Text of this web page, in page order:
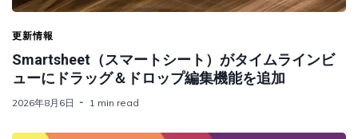
更新情報
Smartsheet（スマートシート）がタイムラインビ
ューにドラッグ＆ドロップ編集機能を追加
2026年8月6日 1 min read